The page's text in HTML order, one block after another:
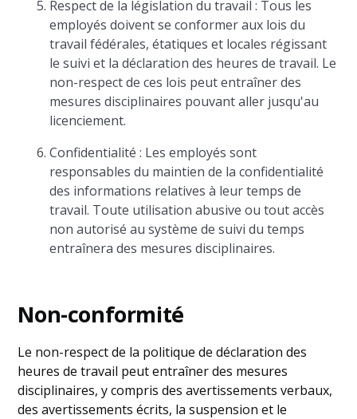
Respect de la législation du travail : Tous les
employés doivent se conformer aux lois du
travail fédérales, étatiques et locales régissant
le suivi et la déclaration des heures de travail. Le
non-respect de ces lois peut entraîner des
mesures disciplinaires pouvant aller jusqu'au
licenciement.
Confidentialité : Les employés sont
responsables du maintien de la confidentialité
des informations relatives à leur temps de
travail. Toute utilisation abusive ou tout accès
non autorisé au système de suivi du temps
entraînera des mesures disciplinaires.
Non-conformité
Le non-respect de la politique de déclaration des
heures de travail peut entraîner des mesures
disciplinaires, y compris des avertissements verbaux,
des avertissements écrits, la suspension et le